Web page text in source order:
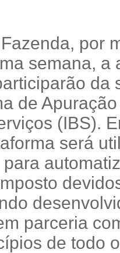
por
semana, a
da
de
(IBS).
será
parceria
de todo